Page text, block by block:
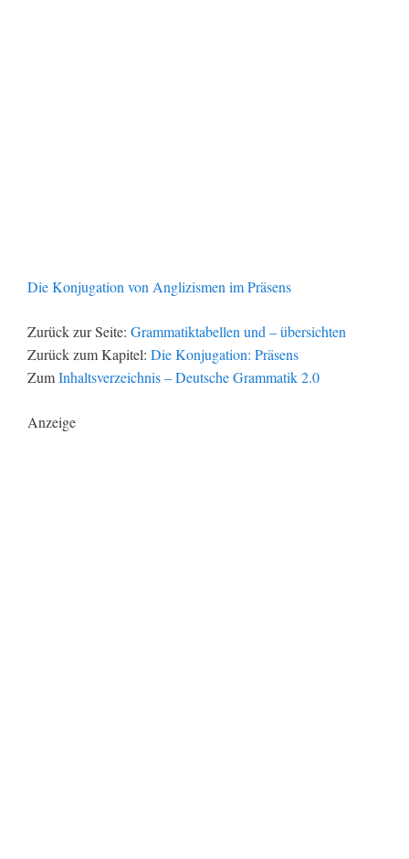
Die Konjugation von Anglizismen im Präsens
Zurück zur Seite: Grammatiktabellen und – übersichten
Zurück zum Kapitel: Die Konjugation: Präsens
ZumInhaltsverzeichnis – Deutsche Grammatik 2.0
Anzeige